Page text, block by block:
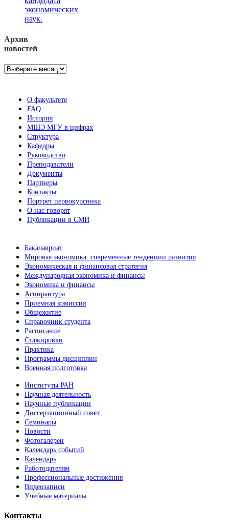
экономических
наук.
Архив
новостей
Архив
О факультете
FAQ
История
МШЭ МГУ в цифрах
Структура
Кафедры
Руководство
Преподаватели
Документы
Партнеры
Контакты
Портрет первокурсника
О нас говорят
Публикации в СМИ
Бакалавриат
Мировая экономика: современные тенденции развития
Экономическая и финансовая стратегия
Международная экономика и финансы
Экономика и финансы
Аспирантура
Приемная комиссия
Общежитие
Справочник студента
Расписание
Стажировки
Практика
Программы дисциплин
Военная подготовка
Институты РАН
Научная деятельность
Научные публикации
Диссертационный совет
Семинары
Новости
Фотогалереи
Календарь событий
Календарь
Работодателям
Профессиональные достижения
Видеозаписи
Учебные материалы
Контакты